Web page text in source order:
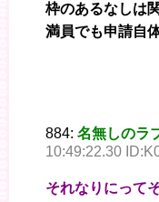
枠のあるなしは
満員でも申請自
884: 名無しのラ
10:49:22.30
それなりにって